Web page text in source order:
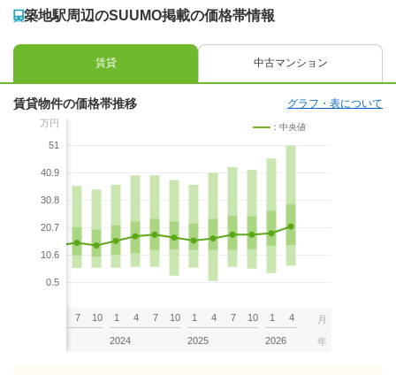
築地駅周辺のSUUMO掲載の価格帯情報
賃貸 中古マンション
賃貸物件の価格帯推移 グラフ・表について
万円
51
40.9
30.8
20.7
10.6
0.5
：中央値
7 10 1 4 7 10
2024
1 4 7 10
2025
1 4
2026
月
年